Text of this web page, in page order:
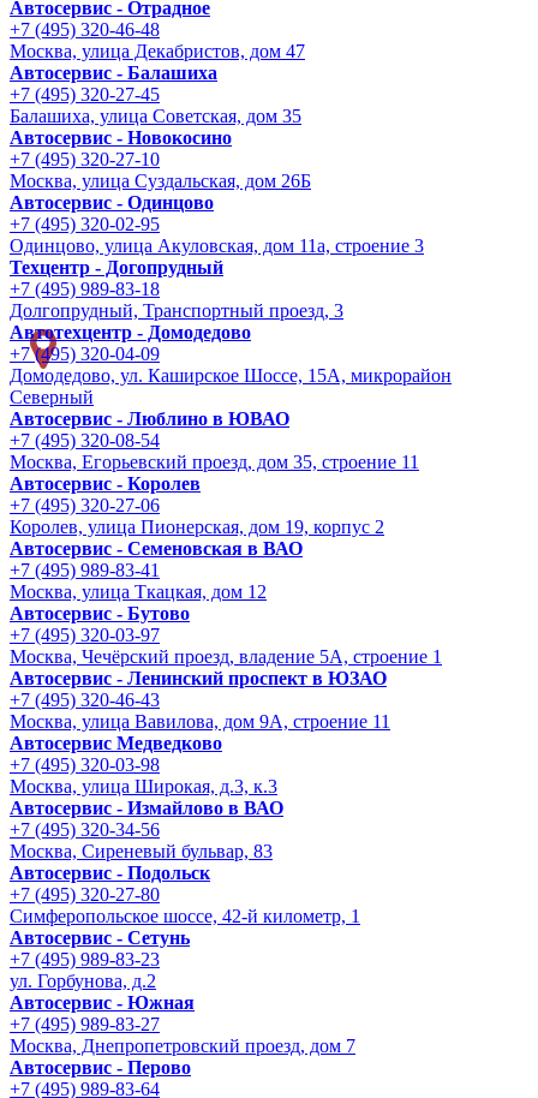
Автосервис - Отрадное
+7 (495) 320-46-48
Москва, улица Декабристов, дом 47
Автосервис - Балашиха
+7 (495) 320-27-45
Балашиха, улица Советская, дом 35
Автосервис - Новокосино
+7 (495) 320-27-10
Москва, улица Суздальская, дом 26Б
Автосервис - Одинцово
+7 (495) 320-02-95
Одинцово, улица Акуловская, дом 11а, строение 3
Техцентр - Догопрудный
+7 (495) 989-83-18
Долгопрудный, Транспортный проезд, 3
Автотехцентр - Домодедово
+7 (495) 320-04-09
Домодедово, ул. Каширское Шоссе, 15А, микрорайон
Северный
Автосервис - Люблино в ЮВАО
+7 (495) 320-08-54
Москва, Егорьевский проезд, дом 35, строение 11
Автосервис - Королев
+7 (495) 320-27-06
Королев, улица Пионерская, дом 19, корпус 2
Автосервис - Семеновская в ВАО
+7 (495) 989-83-41
Москва, улица Ткацкая, дом 12
Автосервис - Бутово
+7 (495) 320-03-97
Москва, Чечёрский проезд, владение 5А, строение 1
Автосервис - Ленинский проспект в ЮЗАО
+7 (495) 320-46-43
Москва, улица Вавилова, дом 9A, строение 11
Автосервис Медведково
+7 (495) 320-03-98
Москва, улица Широкая, д.3, к.3
Автосервис - Измайлово в ВАО
+7 (495) 320-34-56
Москва, Сиреневый бульвар, 83
Автосервис - Подольск
+7 (495) 320-27-80
Симферопольское шоссе, 42-й километр, 1
Автосервис - Сетунь
+7 (495) 989-83-23
ул. Горбунова, д.2
Автосервис - Южная
+7 (495) 989-83-27
Москва, Днепропетровский проезд, дом 7
Автосервис - Перово
+7 (495) 989-83-64